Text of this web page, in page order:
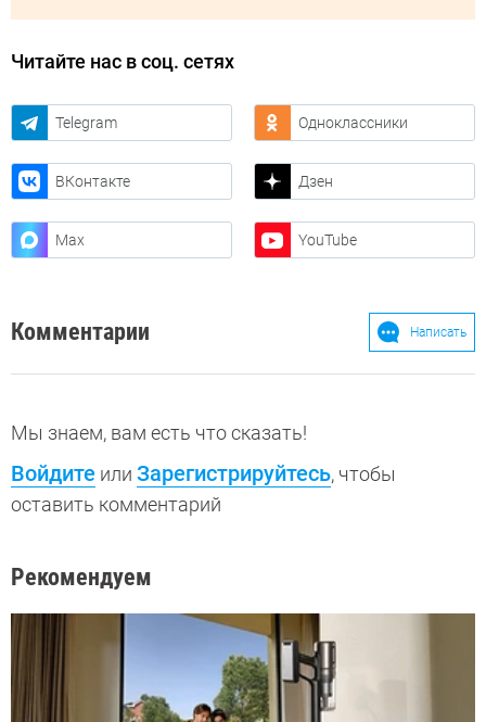
Читайте нас в соц. сетях
Telegram Одноклассники
ВКонтакте Дзен
Max YouTube
Комментарии Написать
Мы знаем, вам есть что сказать!
Войдите или Зарегистрируйтесь, чтобы
оставить комментарий
Рекомендуем